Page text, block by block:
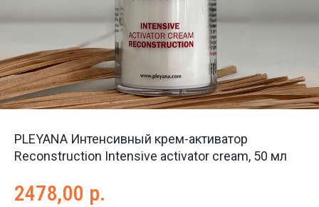
PLEYANA Интенсивный крем-активатор
Reconstruction Intensive activator cream, 50 мл
2478,00 р.